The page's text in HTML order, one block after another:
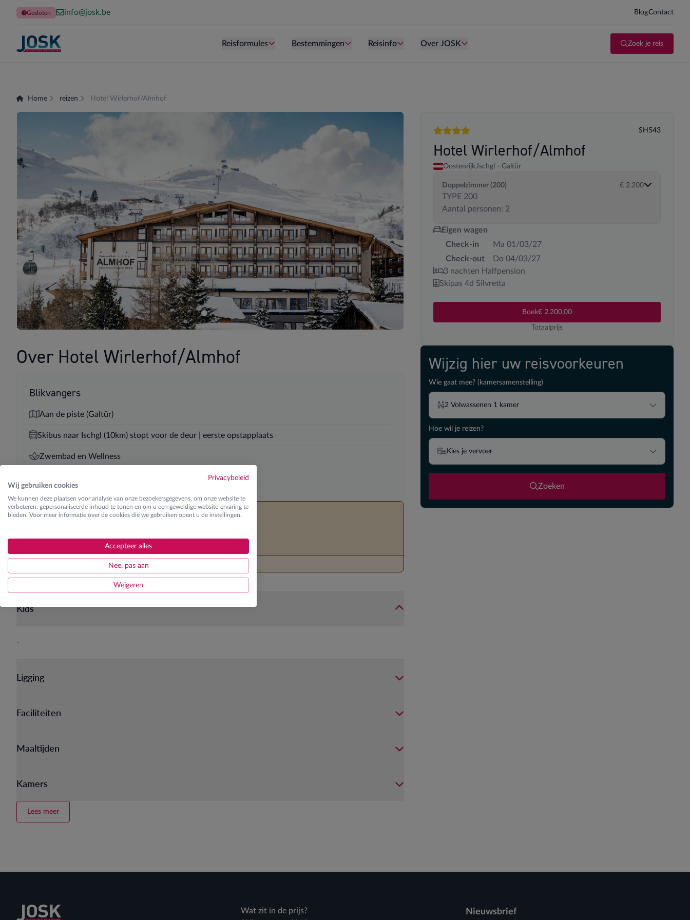
Privacybeleid
Wij gebruiken cookies
We kunnen deze plaatsen voor analyse van onze bezoekersgegevens, om onze website te
verbeteren, gepersonaliseerde inhoud te tonen en om u een geweldige website-ervaring te
bieden. Voor meer informatie over de cookies die we gebruiken opent u de instellingen.
Accepteer alles
Nee, pas aan
Weigeren
Gesloten info@josk.be BlogContact
Terug naar de homepage
Zoek je reis
Reisformules Persoon is te oud kind te zijn.
Bestemmingen Persoon is te oud kind te zijn.
Reisinfo Persoon is te oud kind te zijn.
Over JOSK
Home reizen Hotel Wirlerhof/Almhof
Er zijn momenteel geen kamers beschikbaar voor deze samenstelling. U kan uw kamersamenstelling wijzigen.Vergelijk de verschillende transportopties
4 sterren
SH543
Hotel Wirlerhof/Almhof
Oostenrijk, Ischgl - Galtür
Doppelzimmer (200)
TYPE 200
Aantal personen: 2
€ 2.200
Eigen wagen
Check-in
Ma 01/03/27
Check-out
Do 04/03/27
3 nachten Halfpension
Skipas 4d Silvretta
Boek€ 2.200,00
Totaalprijs
Wijzig hier uw reisvoorkeuren
Wie gaat mee? (kamersamenstelling)
2 Volwassenen 1 kamer
Hoe wil je reizen?
Kies je vervoer
Zoeken
Over Hotel Wirlerhof/Almhof
Blikvangers
Aan de piste (Galtür)
Skibus naar Ischgl (10km) stopt voor de deur | eerste opstapplaats
Zwembad en Wellness
Skilessen
Kids
-
Ligging
Faciliteiten
Maaltijden
Kamers
Lees meer
Terug naar home
Wat zit in de prijs?
Nieuwsbrief